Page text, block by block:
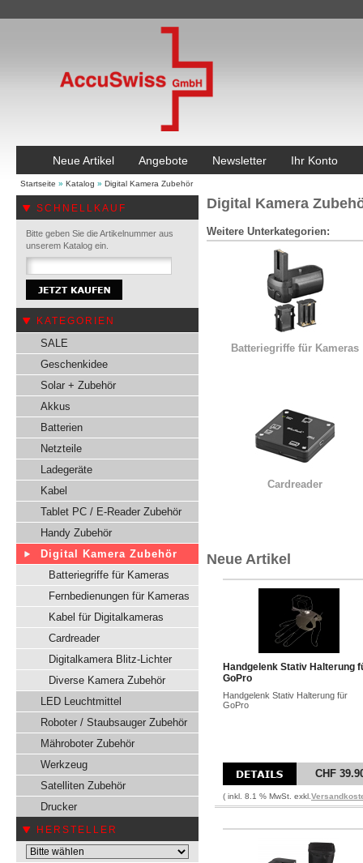
Neue Artikel Angebote Newsletter Ihr Konto
Startseite » Katalog » Digital Kamera Zubehör
SCHNELLKAUF
Bitte geben Sie die Artikelnummer aus
unserem Katalog ein.
KATEGORIEN
SALE
Geschenkidee
Solar + Zubehör
Akkus
Batterien
Netzteile
Ladegeräte
Kabel
Tablet PC / E-Reader Zubehör
Handy Zubehör
Digital Kamera Zubehör
Batteriegriffe für Kameras
Fernbedienungen für Kameras
Kabel für Digitalkameras
Cardreader
Digitalkamera Blitz-Lichter
Diverse Kamera Zubehör
LED Leuchtmittel
Roboter / Staubsauger Zubehör
Mähroboter Zubehör
Werkzeug
Satelliten Zubehör
Drucker
HERSTELLER
Digital Kamera
Weitere Unterkategorien:
Batteriegriffe für Kameras
Cardreader
Neue Artikel
Handgelenk Stativ Halterung
GoPro
Handgelenk Stativ Halterung für
GoPro
CHF
( inkl. 8.1 % MwSt. exkl.